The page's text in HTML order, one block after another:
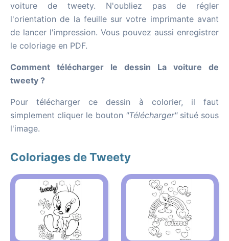
voiture de tweety. N'oubliez pas de régler
l'orientation de la feuille sur votre imprimante avant
de lancer l'impression. Vous pouvez aussi enregistrer
le coloriage en PDF.
Comment télécharger le dessin La voiture de
tweety ?
Pour télécharger ce dessin à colorier, il faut
simplement cliquer le bouton "Télécharger"situé sous
l'image.
Coloriages de Tweety